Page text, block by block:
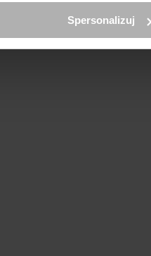
Spersonalizuj